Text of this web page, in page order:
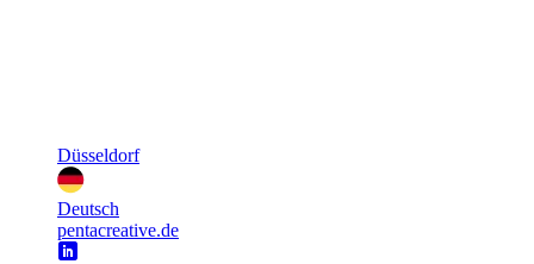
Düsseldorf
Deutsch
pentacreative.de